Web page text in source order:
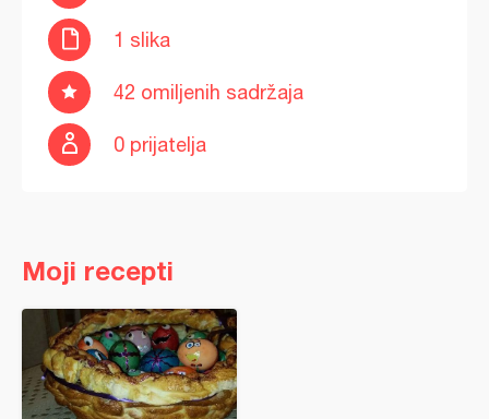
1 slika
42 omiljenih sadržaja
0 prijatelja
Moji recepti